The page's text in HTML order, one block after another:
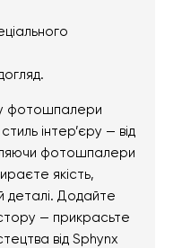
фотошпалери
інтер’єру — від
фотошпалери
якість,
деталі. Додайте
— прикрасьте
від Sphynx